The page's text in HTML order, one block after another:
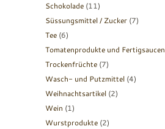
Schokolade (11)
Süssungsmittel / Zucker (7)
Tee (6)
Tomatenprodukte und Fertigsaucen
Trockenfrüchte (7)
Wasch- und Putzmittel (4)
Weihnachtsartikel (2)
Wein (1)
Wurstprodukte (2)